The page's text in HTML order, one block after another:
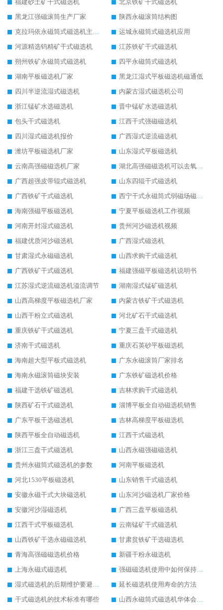
福建砂土矿干式磁选机
北京铁矿干式磁选机
黑龙江强磁滚筒生产厂家
陕西永磁滚筒结构图
克拉玛依永磁筒式磁选机主要技术参数
运城永磁筒式磁选机应用
河源精选钨精矿干式磁选机
江苏铁矿干式磁选机
朔州铁矿永磁筒式磁选机
四平永磁筒式磁选机
湖南平板磁选机厂家
黑龙江湿式平板磁选机磁通低
四川半逆流湿式磁选机
内蒙古湿式磁选机公司
浙江锰矿水选磁选机
晋中锰矿水选磁选机
包头干式磁选机
江西干式强磁磁选机
四川湿式磁选机报价
广西湿式逆流磁选机
潍坊平板磁选机厂家
山东湿式平板磁选机
云南高强磁磁选机厂家
湖北高强磁磁选机可以去氧化铝
广西超强皮带辊式磁选机
山东四辊干式磁选机
广西铁矿干式磁选机
西宁干式永磁筒式弱磁场磁选机结构图
海南强磁平板磁选机
宁夏平板磁选机工作视频
河南开封湿式磁选机
贵州河沙磁选机视频
福建优质河沙磁选机
广西湿式磁选机
甘肃湿式永磁磁选机
山西求购干式磁选机
广西铁矿干式磁选机
福建强磁平板磁选机说明书
江苏湿式逆流磁选机溢流调节
湖南湿式锰矿磁选机
山西高梯度平板磁选机厂家
内蒙古铁矿干式磁选机
山西干粉立式磁选机
河北矿石干式磁选机
重庆铁矿干式磁选机
宁夏三盘干式磁选机
济南干式磁选机
重庆石英砂平板磁选机
海南超大型平板式磁选机
广东永磁滚筒厂家排名
海南永磁滚筒磁块安装
广东铁矿磁选机价格
福建干选铁矿磁选机
吉林求购干式磁选机
陕西矿石干式磁选机
淄博平板全自动磁选机销售
广东平板干选磁选机
吉林高梯度平板磁选机
陕西平板全自动磁选机
江西干式磁选机
浙江三盘干式磁选机
山西永磁强磁磁选机
贵州永磁筒式磁选机的参数
河南平板磁选机
河北1530平板磁选机
山东销售干式磁选机
安徽永磁干式大块磁选机
山东河沙磁选机厂家价格
安徽河沙湿磁选机
广西三盘平板磁选机
江西干式平板磁选机
云南锰矿干式磁选机
山西铁矿干选永磁磁选机
甘肃贫铁矿干选磁选机
青海高强磁磁选机价格
新疆干粉永磁选机
上海永磁式磁选机
强磁磁选机使用中如何保持其顺畅运行
湿式磁选机的后期维护要避开哪些坑
延长磁选机使用寿命的方法
干式磁选机的技术标准有哪些
山西永磁筒式磁选机华体会手机网页版-华体会(中国)